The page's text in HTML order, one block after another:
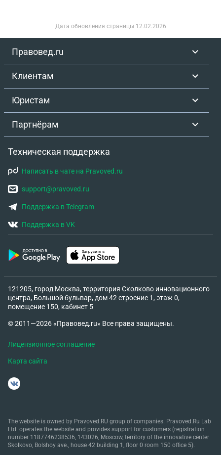
Дата обновления страницы 12.02.2026
Правовед.ru
Клиентам
Юристам
Партнёрам
Техническая поддержка
Написать в чате на Pravoved.ru
support@pravoved.ru
Поддержка в Telegram
Поддержка в VK
121205, город Москва, территория Сколково инновационного
центра, Большой бульвар, дом 42 строение 1, этаж 0,
помещение 150, кабинет 5
© 2011—2026 «Правовед.ru» Все права защищены.
Лицензионное соглашение
Карта сайта
The website is owned by Pravoved.RU group of companies. Pravoved.Ru Lab
Ltd. operates the website and provides support for customers (registration
number 1187746238536, 143026, Moscow, territory of the innovative center
Skolkovo, Bolshoy ave., house 42 building 1, floor 0 room 150 office 5).